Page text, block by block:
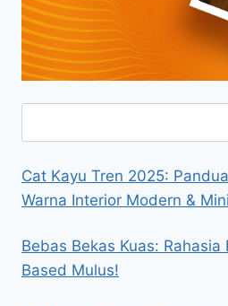
Cat Kayu Tren 2025:
Warna Interior Modern &
Bebas Bekas Kuas:
Based Mulus!